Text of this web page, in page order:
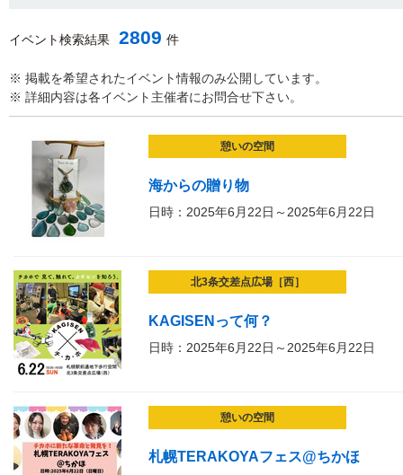
イベント検索結果 2809 件
※ 掲載を希望されたイベント情報のみ公開しています。
※ 詳細内容は各イベント主催者にお問合せ下さい。
憩いの空間
海からの贈り物
日時：2025年6月22日～2025年6月22日
北3条交差点広場［西］
KAGISENって何？
日時：2025年6月22日～2025年6月22日
憩いの空間
札幌TERAKOYAフェス@ちかほ